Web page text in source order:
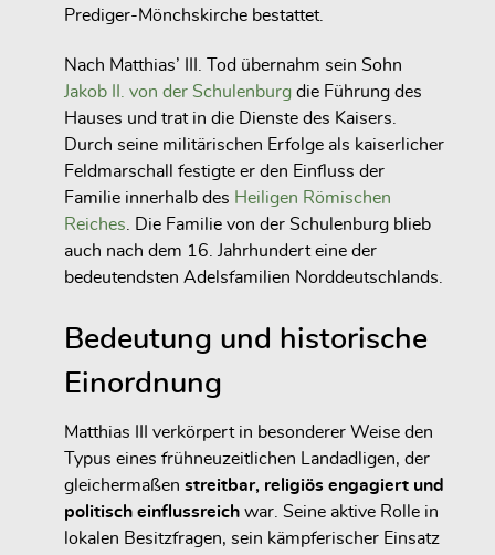
Prediger-Mönchskirche bestattet.
Nach Matthias’ III. Tod übernahm sein Sohn
Jakob II. von der Schulenburg die Führung des
Hauses und trat in die Dienste des Kaisers.
Durch seine militärischen Erfolge als kaiserlicher
Feldmarschall festigte er den Einfluss der
Familie innerhalb des Heiligen Römischen
Reiches. Die Familie von der Schulenburg blieb
auch nach dem 16. Jahrhundert eine der
bedeutendsten Adelsfamilien Norddeutschlands.
Bedeutung und historische
Einordnung
Matthias III verkörpert in besonderer Weise den
Typus eines frühneuzeitlichen Landadligen, der
gleichermaßen streitbar, religiös engagiert und
politisch einflussreich war. Seine aktive Rolle in
lokalen Besitzfragen, sein kämpferischer Einsatz